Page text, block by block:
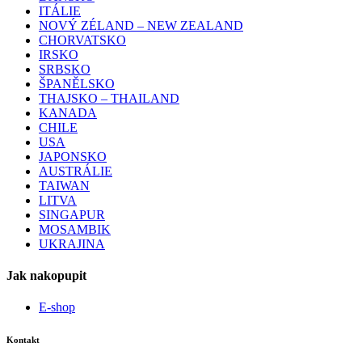
ITÁLIE
NOVÝ ZÉLAND – NEW ZEALAND
CHORVATSKO
IRSKO
SRBSKO
ŠPANĚLSKO
THAJSKO – THAILAND
KANADA
CHILE
USA
JAPONSKO
AUSTRÁLIE
TAIWAN
LITVA
SINGAPUR
MOSAMBIK
UKRAJINA
Jak nakopupit
E-shop
Kontakt